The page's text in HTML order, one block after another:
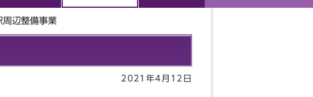
周辺整備事業
2021年4月12日